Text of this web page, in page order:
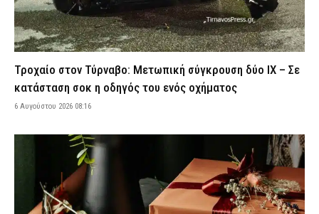
Σύμη: Σε Γερμανό τουρίστα που είχε χαθεί με άλλους επτά
ανήκει η σορός που εντοπίστηκε
Βόλος: Φωτιά ξέσπασε στα Αϊβαλιώτικα – Ισχυρές
πυροσβεστικές δυνάμεις επιχειρούν στο σημείο
ΕΙΔΗΣΕΙΣ 5 Αυγούστου 2026 23:00
Σοκαριστικό βίντεο από την Ταϊλάνδη: Κεραυνός σκότωσε
24χρονο ποδοσφαιριστή κατά τη διάρκεια αγώνα
5 Αυγούστου 2026 22:53
Ψάθα: Αυτός είναι ο Έλληνας χειριστής που σκοτώθηκε από τη
σύγκρουση ελικοπτέρων – Μια ημέρα πριν επιχειρούσε στον
Τροχαίο στον Τύρναβο: Μετωπική σύγκρουση δύο ΙΧ – Σε
κατάσταση σοκ η οδηγός του ενός οχήματος
6 Αυγούστου 2026 08:16